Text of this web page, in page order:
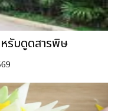
รับดูดสารพิษ